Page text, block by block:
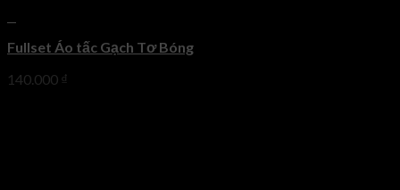
Fullset Áo tấc Gạch Tơ Bóng
140.000 ₫